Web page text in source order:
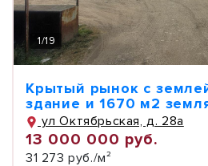
1/19
Крытый рынок с
здание и 1670 м2
ул Октябрьская, д. 28а
13 000 000 руб.
31 273 руб./м²